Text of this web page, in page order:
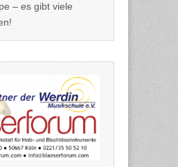
– es gibt viele